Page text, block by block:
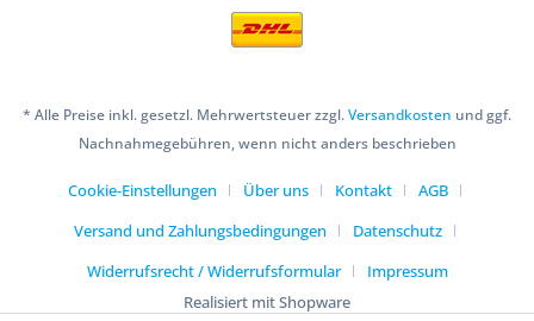
* Alle Preise inkl. gesetzl. Mehrwertsteuer zzgl.Versandkosten und ggf.
Nachnahmegebühren, wenn nicht anders beschrieben
Cookie-Einstellungen Über uns Kontakt
AGB
Versand und Zahlungsbedingungen
Datenschutz
Widerrufsrecht / Widerrufsformular
Impressum
Realisiert mit Shopware